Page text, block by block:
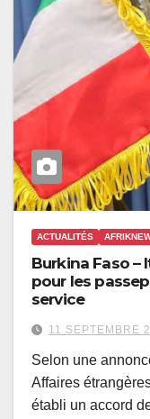
ACTUALITÉS
Burkina Faso –
pour les
service
11 SEPTEMBRE
Selon une
Affaires
établi un accord